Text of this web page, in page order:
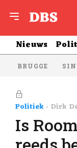
Nieuws
BRUGGE
Politiek Dirk
Is